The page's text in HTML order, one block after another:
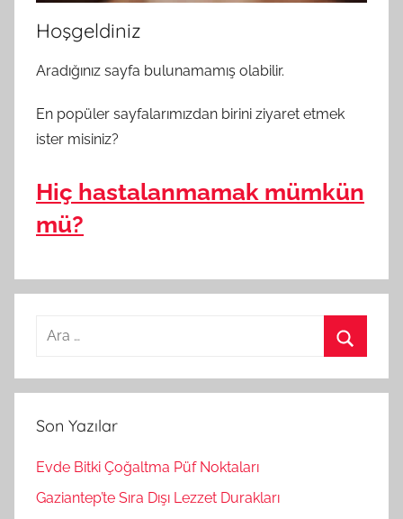
Hoşgeldiniz
Aradığınız sayfa bulunamamış olabilir.
En popüler sayfalarımızdan birini ziyaret etmek
ister misiniz?
Hiç hastalanmamak mümkün
mü?
a
a
r
Son Yazılar
Evde Bitki Çoğaltma Püf Noktaları
Gaziantep’te Sıra Dışı Lezzet Durakları